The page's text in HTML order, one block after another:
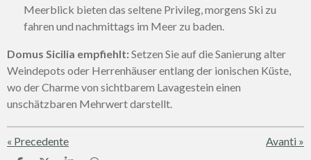
Meerblick bieten das seltene Privileg, morgens Ski zu
fahren und nachmittags im Meer zu baden.
Domus Sicilia empfiehlt:Setzen Sie auf die Sanierung alter
Weindepots oder Herrenhäuser entlang der ionischen Küste,
wo der Charme von sichtbarem Lavagestein einen
unschätzbaren Mehrwert darstellt.
« Precedente Avanti »